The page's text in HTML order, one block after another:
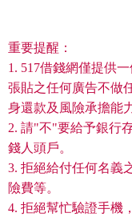
重要提醒：
1. 517借錢網僅提供
張貼之任何廣告不做
身還款及風險承擔能
2. 請"不"要給予銀行
錢人頭戶。
3. 拒絕給付任何名義
險費等。
4. 拒絕幫忙驗證手機